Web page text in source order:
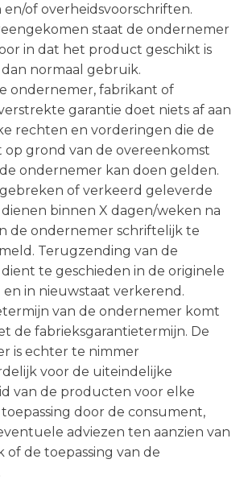
of overheidsvoorschriften.
staat de ondernemer
in dat het product geschikt is
normaal gebruik.
ondernemer, fabrikant of
garantie doet niets af aan
rechten en vorderingen die de
op grond van de overeenkomst
ondernemer kan doen gelden.
of verkeerd geleverde
binnen X dagen/weken na
de ondernemer schriftelijk te
Terugzending van de
te geschieden in de originele
in nieuwstaat verkerend.
van de ondernemer komt
de fabrieksgarantietermijn. De
is echter te nimmer
voor de uiteindelijke
van de producten voor elke
door de consument,
adviezen ten aanzien van
of de toepassing van de